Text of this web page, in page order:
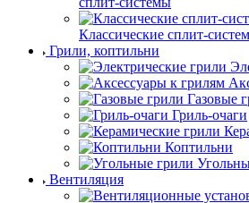
Классические сплит-
Грили, коптильни
Газовые
Гриль-очаги
Коптильни
Вентиляция